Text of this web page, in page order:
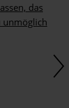
das
unmöglich